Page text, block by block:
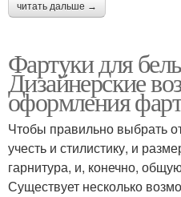
читать дальше →
Фартуки для
Дизайнерские
оформления
Чтобы правильно выбрать
учесть и стилистику, и
гарнитура, и, конечно,
Существует несколько